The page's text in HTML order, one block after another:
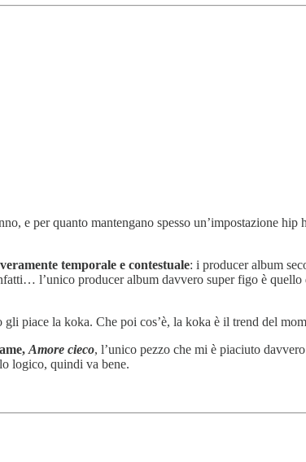
e per quanto mantengano spesso un’impostazione hip
temporale e contestuale: i producer album
l’unico producer album davvero super figo è
piace la koka. Che poi cos’è, la koka è il trend del
Amore cieco, l’unico pezzo che mi è piaciuto
logico, quindi va bene.